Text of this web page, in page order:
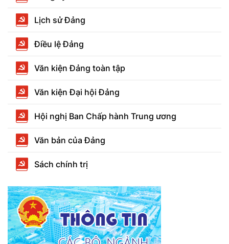
Lịch sử Đảng
Điều lệ Đảng
Văn kiện Đảng toàn tập
Văn kiện Đại hội Đảng
Hội nghị Ban Chấp hành Trung ương
Văn bản của Đảng
Sách chính trị